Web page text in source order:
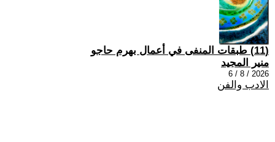
(11) طبقات المنفى في أعمال بهرم حاجو
منير المجيد
2026 / 8 / 6
الادب والفن